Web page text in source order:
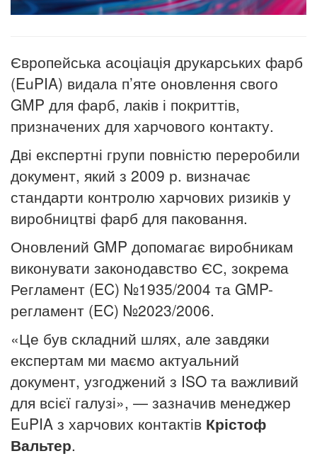
Європейська асоціація друкарських фарб
(EuPIA) видала п’яте оновлення свого
GMP для фарб, лаків і покриттів,
призначених для харчового контакту.
Дві експертні групи повністю переробили
документ, який з 2009 р. визначає
стандарти контролю харчових ризиків у
виробництві фарб для паковання.
Оновлений GMP допомагає виробникам
виконувати законодавство ЄС, зокрема
Регламент (EC) №1935/2004 та GMP-
регламент (EC) №2023/2006.
«Це був складний шлях, але завдяки
експертам ми маємо актуальний
документ, узгоджений з ISO та важливий
для всієї галузі», — зазначив менеджер
EuPIA з харчових контактів Крістоф
Вальтер.